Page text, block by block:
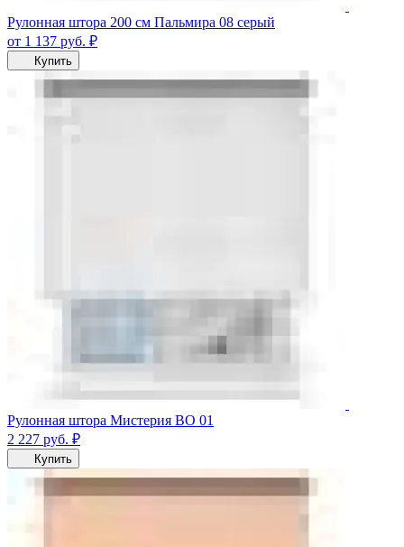
Рулонная штора 200 см Пальмира 08 серый
от 1 137 руб. ₽
Купить
Рулонная штора Мистерия ВО 01
2 227 руб. ₽
Купить